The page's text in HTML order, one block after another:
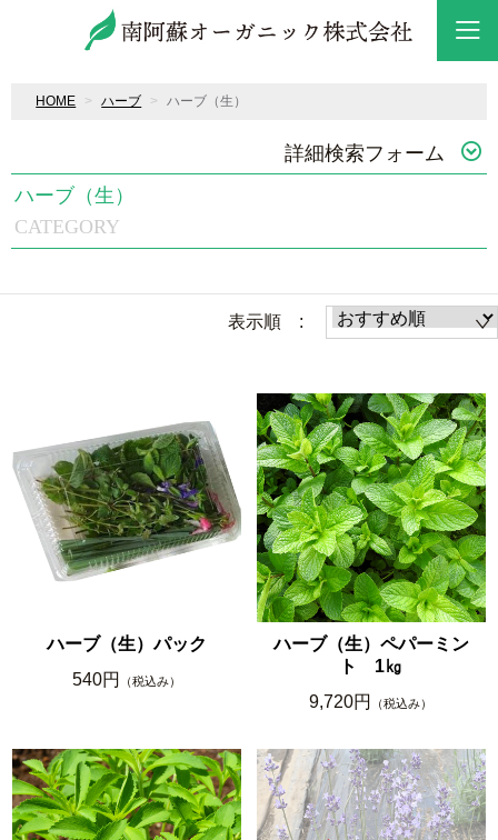
HOME ハーブ ハーブ（生）
詳細検索フォーム
CATEGORY
ハーブ（生）
表示順 :
ハーブ（生）パック
540円
（税込み）
ハーブ（生）ペパーミン
ト 1㎏
9,720円
（税込み）